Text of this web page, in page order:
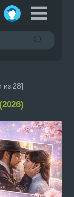
из 28]